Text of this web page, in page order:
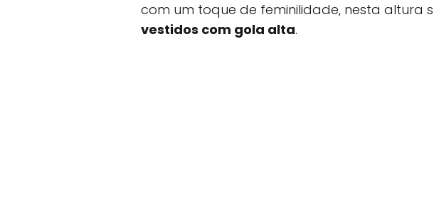
com um toque de feminilidade, nesta altura
vestidos com gola alta.